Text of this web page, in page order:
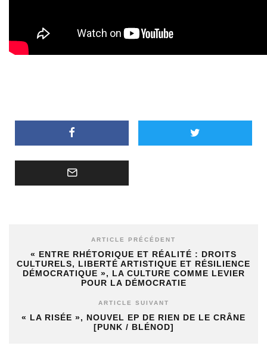
ARTICLE PRÉCÉDENT
« ENTRE RHÉTORIQUE ET RÉALITÉ : DROITS
CULTURELS, LIBERTÉ ARTISTIQUE ET RÉSILIENCE
DÉMOCRATIQUE », LA CULTURE COMME LEVIER
POUR LA DÉMOCRATIE
ARTICLE SUIVANT
« LA RISÉE », NOUVEL EP DE RIEN DE LE CRÂNE
[PUNK / BLÉNOD]